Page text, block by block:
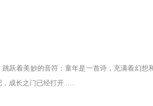
跳跃着美妙的音符；童年是一首诗，充满着幻
，成长之门已经打开......